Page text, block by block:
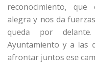
reconocimiento,
alegra y nos da
queda por
Ayuntamiento y a las
afrontar juntos ese